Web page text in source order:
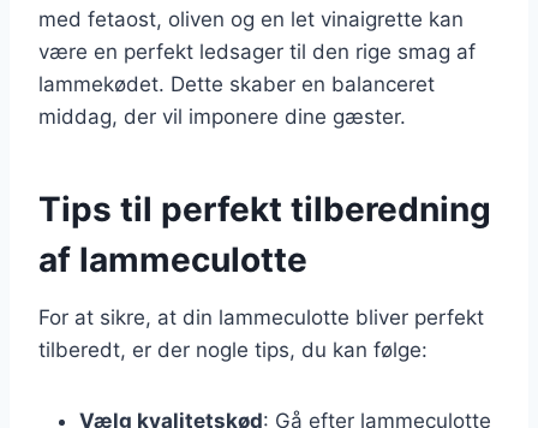
med fetaost, oliven og en let vinaigrette kan
være en perfekt ledsager til den rige smag af
lammekødet. Dette skaber en balanceret
middag, der vil imponere dine gæster.
Tips til perfekt tilberedning
af lammeculotte
For at sikre, at din lammeculotte bliver perfekt
tilberedt, er der nogle tips, du kan følge:
Vælg kvalitetskød: Gå efter lammeculotte